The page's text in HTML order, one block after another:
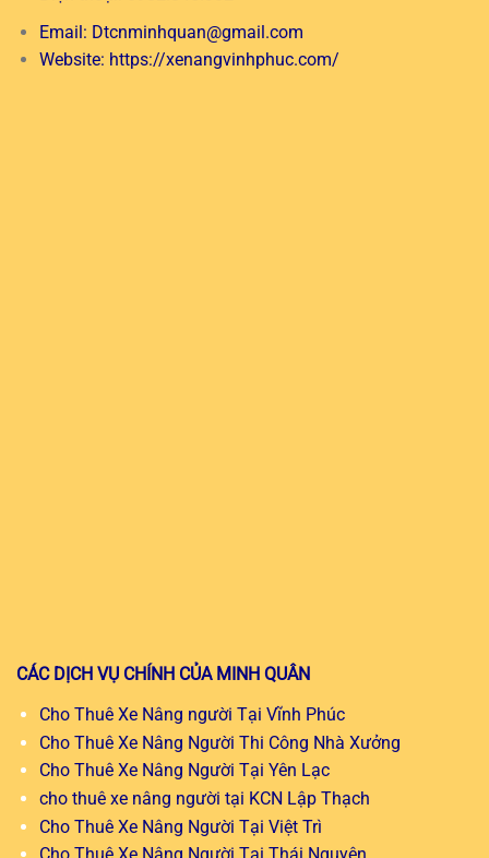
Email: Dtcnminhquan@gmail.com
Website: https://xenangvinhphuc.com/
CÁC DỊCH VỤ CHÍNH CỦA MINH QUÂN
Cho Thuê Xe Nâng người Tại Vĩnh Phúc
Cho Thuê Xe Nâng Người Thi Công Nhà Xưởng
Cho Thuê Xe Nâng Người Tại Yên Lạc
cho thuê xe nâng người tại KCN Lập Thạch
Cho Thuê Xe Nâng Người Tại Việt Trì